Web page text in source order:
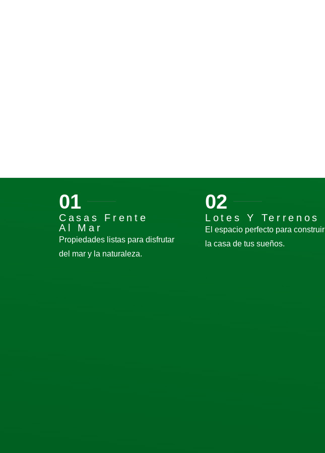
01
Casas Frente
Al Mar
Propiedades listas para disfrutar
del mar y la naturaleza.
02
Lotes Y Terrenos
El espacio perfecto para construir
la casa de tus sueños.